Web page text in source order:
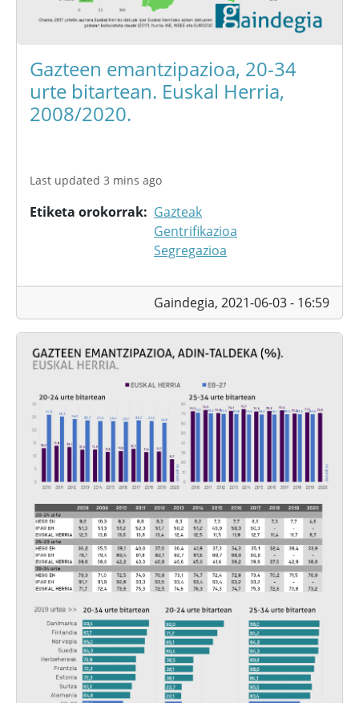
Gazteen emantzipazioa, 20-34
urte bitartean. Euskal Herria,
2008/2020.
Last updated 3 mins ago
Etiketa orokorrak
Gazteak
Gentrifikazioa
Segregazioa
Gaindegia, 2021-06-03 - 16:59